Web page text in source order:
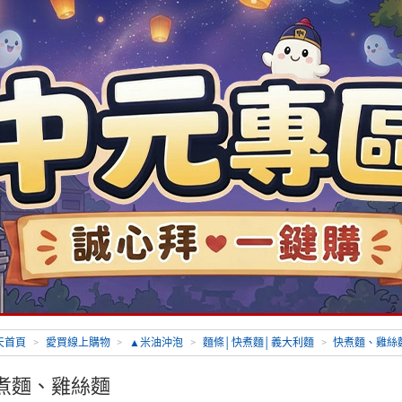
首頁 > 愛買線上購物 > ▲米油沖泡 > 麵條│快煮麵│義大利麵 > 快煮麵、雞絲
麵、雞絲麵